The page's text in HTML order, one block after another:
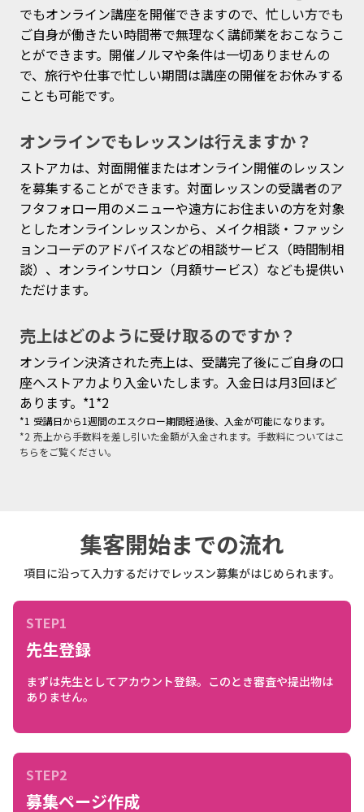
でもオンライン講座を開催できますので、忙しい方でも
ご自身が働きたい時間帯で無理なく講師業をおこなうこ
とができます。開催ノルマや条件は一切ありませんの
で、旅行や仕事で忙しい期間は講座の開催をお休みする
ことも可能です。
オンラインでもレッスンは行えますか？
ストアカは、対面開催またはオンライン開催のレッスン
を募集することができます。対面レッスンの受講者のア
フタフォロー用のメニューや遠方にお住まいの方を対象
としたオンラインレッスンから、メイク相談・ファッシ
ョンコーデのアドバイスなどの相談サービス（時間制相
談）、オンラインサロン（月額サービス）なども提供い
ただけます。
売上はどのように受け取るのですか？
オンライン決済された売上は、受講完了後にご自身の口
座へストアカより入金いたします。入金日は月3回ほど
あります。*1*2
*1 受講日から1週間のエスクロー期間経過後、入金が可能になります。
*2 売上から手数料を差し引いた金額が入金されます。手数料についてはこ
ちらをご覧ください。
集客開始までの流れ
項目に沿って入力するだけでレッスン募集がはじめられます。
STEP1
先生登録
まずは先生としてアカウント登録。このとき審査や提出物は
ありません。
STEP2
募集ページ作成